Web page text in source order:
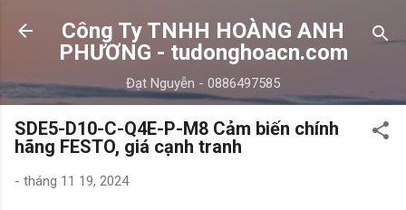
Chuyển đến nội dung chính
Công Ty TNHH HOÀNG ANH
PHƯƠNG - tudonghoacn.com
Đạt Nguyễn - 0886497585
SDE5-D10-C-Q4E-P-M8 Cảm biến chính
hãng FESTO, giá cạnh tranh
- tháng 11 19, 2024